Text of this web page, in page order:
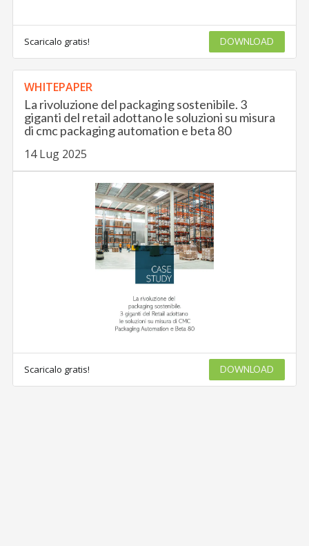
Scaricalo gratis! DOWNLOAD
WHITEPAPER
La rivoluzione del packaging sostenibile. 3
giganti del retail adottano le soluzioni su misura
di cmc packaging automation e beta 80
14 Lug 2025
Scaricalo gratis! DOWNLOAD